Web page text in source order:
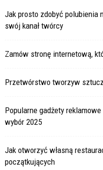
Jak prosto zdobyć polubienia
swój kanał twórcy
Zamów stronę internetową,
Przetwórstwo tworzyw
Popularne gadżety
wybór 2025
Jak otworzyć własną
początkujących